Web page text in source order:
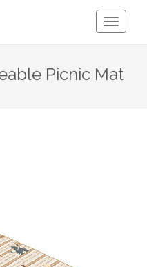
Toggle
Picnic Mat